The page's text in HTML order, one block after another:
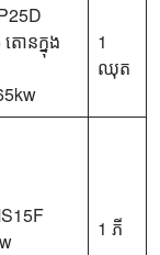
ោនក្នុង
1
ឈុត
1 ភី